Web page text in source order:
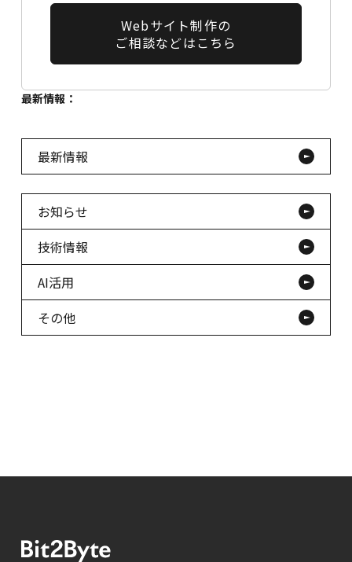
Webサイト制作の
ご相談などはこちら
最新情報：
最新情報
お知らせ
技術情報
AI活用
その他